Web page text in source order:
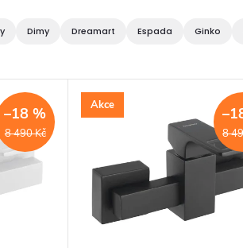
Dimy Dreamart Espada Ginko
8 490 Kč
–18 % Akce
8